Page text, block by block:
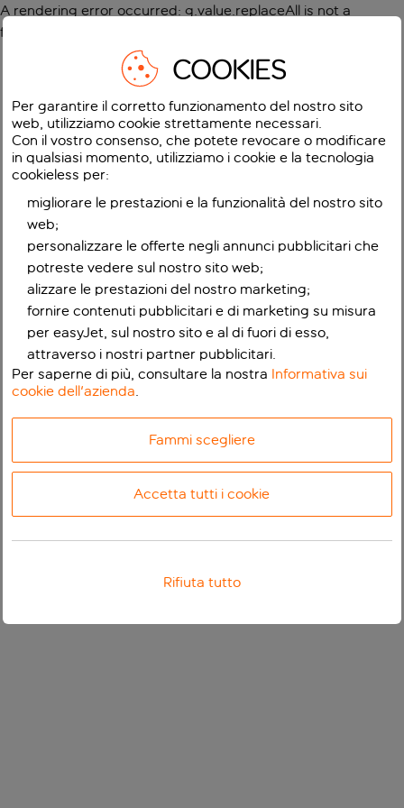
A rendering error occurred: g.value.replaceAll is not a
function
COOKIES
Per garantire il corretto funzionamento del nostro sito
web, utilizziamo cookie strettamente necessari.
Con il vostro consenso, che potete revocare o modificare
in qualsiasi momento, utilizziamo i cookie e la tecnologia
cookieless per:
migliorare le prestazioni e la funzionalità del nostro sito
web;
personalizzare le offerte negli annunci pubblicitari che
potreste vedere sul nostro sito web;
alizzare le prestazioni del nostro marketing;
fornire contenuti pubblicitari e di marketing su misura
per easyJet, sul nostro sito e al di fuori di esso,
attraverso i nostri partner pubblicitari.
Per saperne di più, consultare la nostra Informativa sui
cookie dell'azienda.
Fammi scegliere
Accetta tutti i cookie
Rifiuta tutto